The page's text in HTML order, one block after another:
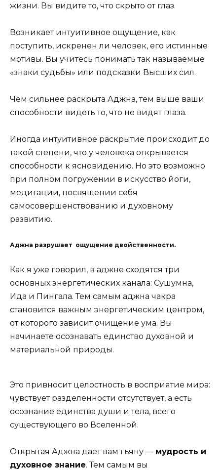
жизни. Вы видите то, что скрыто от глаз.
Возникает интуитивное ощущение, как
поступить, искренен ли человек, его истинные
мотивы. Вы учитесь понимать так называемые
«знаки судьбы» или подсказки Высших сил.
Чем сильнее раскрыта Аджна, тем выше ваши
способности видеть то, что не видят глаза.
Иногда интуитивное раскрытие происходит до
такой степени, что у человека открывается
способности к ясновидению. Но это возможно
при полном погружении в искусство йоги,
медитации, посвящении себя
самосовершенствованию и духовному
развитию.
Аджна разрушает ощущение двойственности.
Как я уже говорил, в аджне сходятся три
основных энергетических канала: Сушумна,
Ида и Пингала. Тем самым аджна чакра
становится важным энергетическим центром,
от которого зависит очищение ума. Вы
начинаете осознавать единство духовной и
материальной природы.
Это привносит целостность в восприятие мира:
чувствует разделенности отсутствует, а есть
осознание единства души и тела, всего
существующего во Вселенной.
Открытая Аджна дает вам гьяну — мудрость и
духовное знание. Тем самым вы